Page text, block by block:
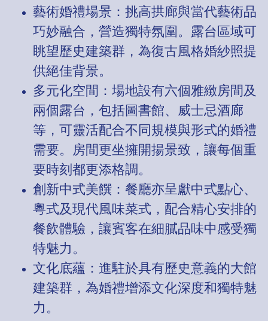
藝術婚禮場景：挑高拱廊與當代藝術品
巧妙融合，營造獨特氛圍。露台區域可
眺望歷史建築群，為復古風格婚紗照提
供絕佳背景。
多元化空間：場地設有六個雅緻房間及
兩個露台，包括圖書館、威士忌酒廊
等，可靈活配合不同規模與形式的婚禮
需要。房間更坐擁開揚景致，讓每個重
要時刻都更添格調。
創新中式美饌：餐廳亦呈獻中式點心、
粵式及現代風味菜式，配合精心安排的
餐飲體驗，讓賓客在細膩品味中感受獨
特魅力。
文化底蘊：進駐於具有歷史意義的大館
建築群，為婚禮增添文化深度和獨特魅
力。